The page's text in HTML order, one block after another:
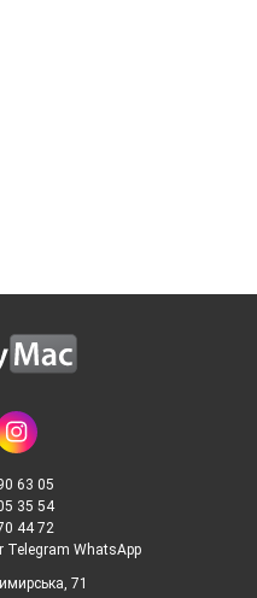
63 05
35 54
44 72
Telegram WhatsApp
71